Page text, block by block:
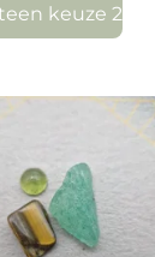
keuze 2